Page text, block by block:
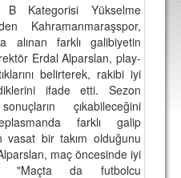
Kategorisi Yükselme
Kahramanmaraşspor,
alınan farklı galibiyetin
Erdal Alparslan, play-
belirterek, rakibi iyi
ifade etti. Sezon
çıkabileceğini
farklı galip
vasat bir takım olduğunu
maç öncesinde iyi
"Maçta da futbolcu